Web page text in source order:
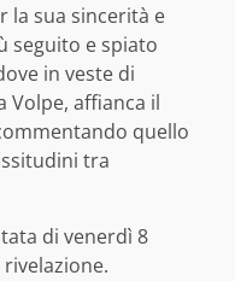
la sua sincerità e
seguito e spiato
in veste di
Volpe, affianca il
quello
tra
di venerdì 8